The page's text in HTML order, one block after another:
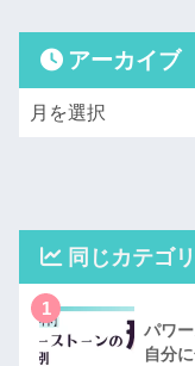
アーカイブ
同じカテゴ
1
パワ
自分